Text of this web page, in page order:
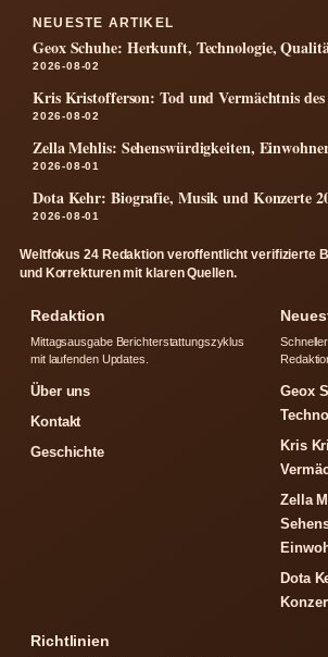
NEUESTE ARTIKEL
Geox Schuhe: Herkunft, Technologie,
2026-08-02
Kris Kristofferson: Tod und Vermächtnis
2026-08-02
Zella Mehlis: Sehenswürdigkeiten,
2026-08-01
Dota Kehr: Biografie, Musik und Konzerte
2026-08-01
Weltfokus 24 Redaktion veroffentlicht verifizierte
und Korrekturen mit klaren Quellen.
Redaktion
Mittagsausgabe Berichterstattungszyklus
mit laufenden Updates.
Über uns
Kontakt
Geschichte
Geox
Kris
Zella
Dota
Richtlinien